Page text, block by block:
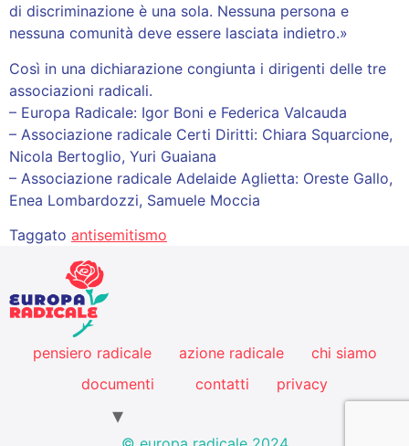
di discriminazione è una sola. Nessuna persona e
nessuna comunità deve essere lasciata indietro.»
Così in una dichiarazione congiunta i dirigenti delle tre
associazioni radicali.
– Europa Radicale: Igor Boni e Federica Valcauda
– Associazione radicale Certi Diritti: Chiara Squarcione,
Nicola Bertoglio, Yuri Guaiana
– Associazione radicale Adelaide Aglietta: Oreste Gallo,
Enea Lombardozzi, Samuele Moccia
Taggato antisemitismo
pensiero radicale azione radicale
chi siamo
documenti
contatti privacy